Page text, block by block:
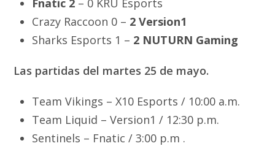
Fnatic 2 – 0 KRÜ Esports
Crazy Raccoon 0 – 2 Version1
Sharks Esports 1 – 2 NUTURN Gaming
Las partidas del martes 25 de mayo.
Team Vikings – X10 Esports / 10:00 a.m.
Team Liquid – Version1 / 12:30 p.m.
Sentinels – Fnatic / 3:00 p.m .